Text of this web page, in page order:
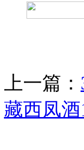
上一篇：
藏西凤